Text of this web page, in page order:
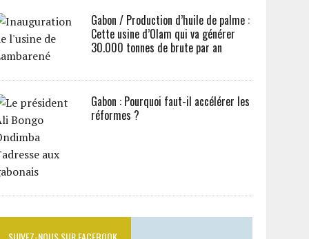
Gabon / Production d’huile de palme :
Cette usine d’Olam qui va générer
30.000 tonnes de brute par an
Gabon : Pourquoi faut-il accélérer les
réformes ?